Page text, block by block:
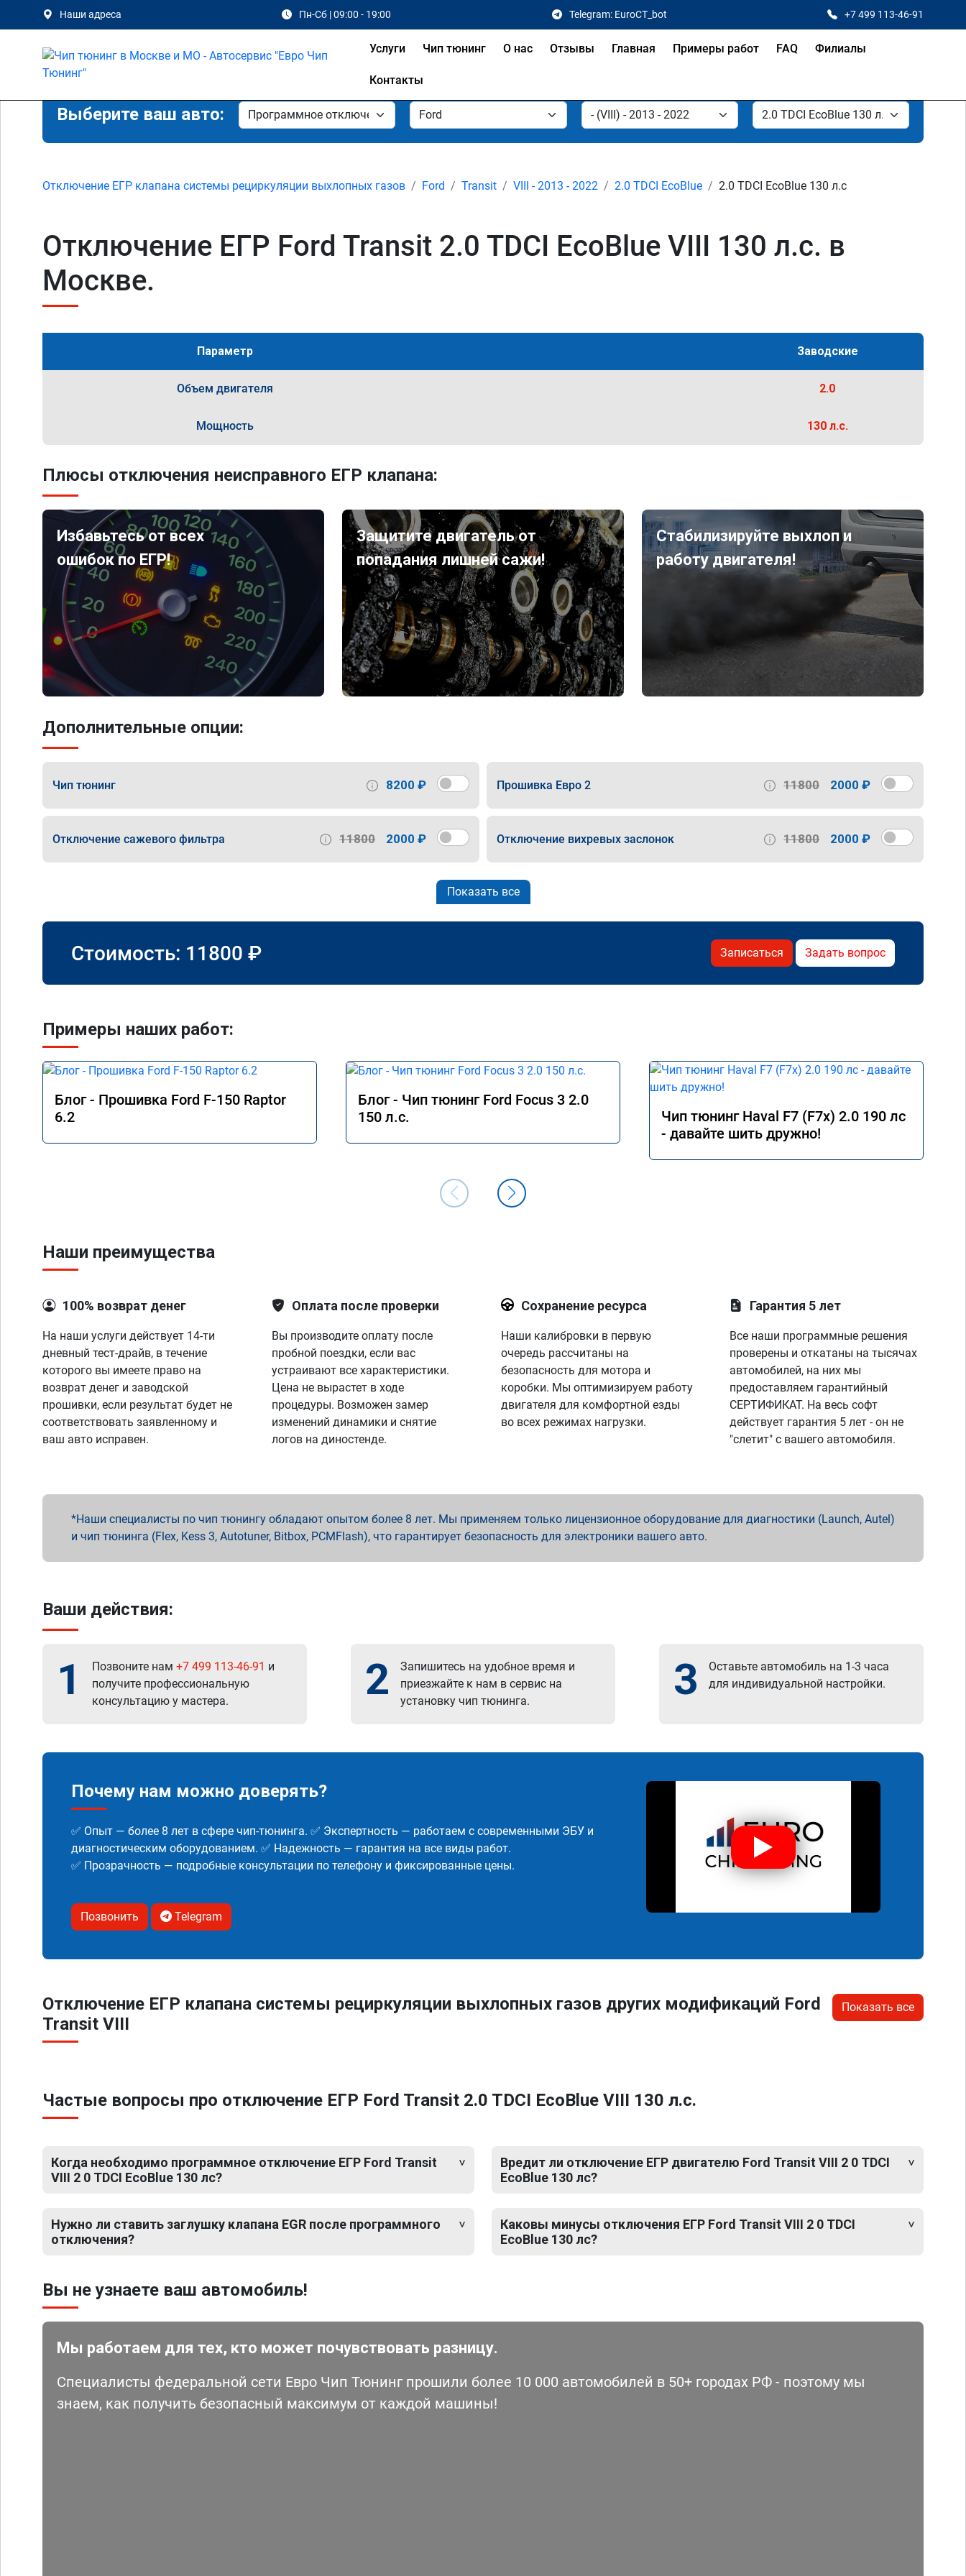
Наши адреса Пн-Сб | 09:00 - 19:00 Telegram: EuroCT_bot +7 499 113-46-91
Услуги Чип тюнинг О нас Отзывы Главная Примеры работ FAQ Филиалы
Контакты
Выберите ваш авто:
Отключение ЕГР клапана системы рециркуляции выхлопных газов Ford Transit VIII - 2013 - 2022 2.0 TDCI EcoBlue 2.0 TDCI EcoBlue 130 л.с
Отключение ЕГР Ford Transit 2.0 TDCI EcoBlue VIII 130 л.с. в
Москве.
Параметр Заводские
Объем двигателя 2.0
Мощность 130 л.с.
Плюсы отключения неисправного ЕГР клапана:
Избавьтесь от всех
ошибок по ЕГР!
Защитите двигатель от
попадания лишней сажи!
Стабилизируйте выхлоп и
работу двигателя!
Дополнительные опции:
Чип тюнинг 8200 ₽ Прошивка Евро 2 11800 2000 ₽
Отключение сажевого фильтра 11800 2000 ₽ Отключение вихревых заслонок 11800 2000 ₽
Показать все
Стоимость: 11800 ₽ Записаться Задать вопрос
Примеры наших работ:
Блог - Прошивка Ford F-150 Raptor
6.2
Блог - Чип тюнинг Ford Focus 3 2.0
150 л.с.
Чип тюнинг Haval F7 (F7x) 2.0 190 лс
- давайте шить дружно!
Наши преимущества
100% возврат денег
На наши услуги действует 14-ти
дневный тест-драйв, в течение
которого вы имеете право на
возврат денег и заводской
прошивки, если результат будет не
соответствовать заявленному и
ваш авто исправен.
Оплата после проверки
Вы производите оплату после
пробной поездки, если вас
устраивают все характеристики.
Цена не вырастет в ходе
процедуры. Возможен замер
изменений динамики и снятие
логов на диностенде.
Сохранение ресурса
Наши калибровки в первую
очередь рассчитаны на
безопасность для мотора и
коробки. Мы оптимизируем работу
двигателя для комфортной езды
во всех режимах нагрузки.
Гарантия 5 лет
Все наши программные решения
проверены и откатаны на тысячах
автомобилей, на них мы
предоставляем гарантийный
СЕРТИФИКАТ. На весь софт
действует гарантия 5 лет - он не
"слетит" с вашего автомобиля.
Наши специалисты по чип тюнингу обладают опытом более 8 лет. Мы применяем только лицензионное оборудование для диагностики (Launch, Autel)
и чип тюнинга (Flex, Kess 3, Autotuner, Bitbox, PCMFlash), что гарантирует безопасность для электроники вашего авто.
Ваши действия:
1 Позвоните нам +7 499 113-46-91 и
получите профессиональную
консультацию у мастера.
2
Запишитесь на удобное время и
приезжайте к нам в сервис на
установку чип тюнинга.
3
Оставьте автомобиль на 1-3 часа
для индивидуальной настройки.
Почему нам можно доверять?
✅ Опыт — более 8 лет в сфере чип-тюнинга. ✅ Экспертность — работаем с современными ЭБУ и
диагностическим оборудованием. ✅ Надежность — гарантия на все виды работ.
✅ Прозрачность — подробные консультации по телефону и фиксированные цены.
Позвонить Telegram
Отключение ЕГР клапана системы рециркуляции выхлопных газов других модификаций Ford
Transit VIII
Показать все
Частые вопросы про отключение ЕГР Ford Transit 2.0 TDCI EcoBlue VIII 130 л.с.
Когда необходимо программное отключение ЕГР Ford Transit
VIII 2 0 TDCI EcoBlue 130 лс?
Нужно ли ставить заглушку клапана EGR после программного
отключения?
Вредит ли отключение ЕГР двигателю Ford Transit VIII 2 0 TDCI
EcoBlue 130 лс?
Каковы минусы отключения ЕГР Ford Transit VIII 2 0 TDCI
EcoBlue 130 лс?
Вы не узнаете ваш автомобиль!
Мы работаем для тех, кто может почувствовать разницу.
Специалисты федеральной сети Евро Чип Тюнинг прошили более 10 000 автомобилей в 50+ городах РФ - поэтому мы
знаем, как получить безопасный максимум от каждой машины!